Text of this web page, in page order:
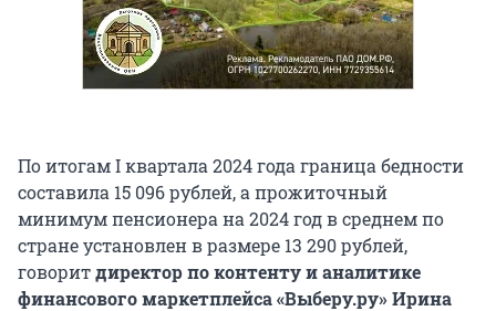
По итогам I квартала 2024 года граница бедности
составила 15 096 рублей, а прожиточный
минимум пенсионера на 2024 год в среднем по
стране установлен в размере 13 290 рублей,
говоритдиректор по контенту и аналитике
финансового маркетплейса «Выберу.ру» Ирина